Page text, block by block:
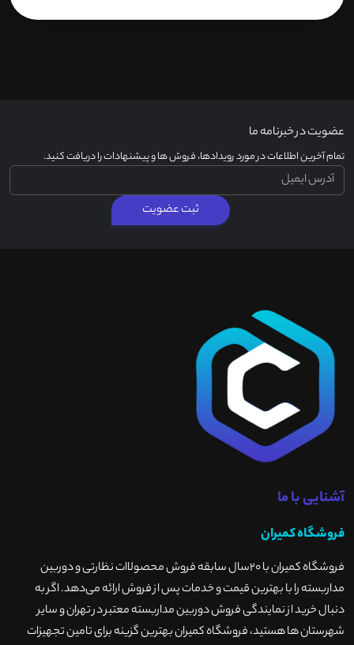
عضویت در خبرنامه ما
تمام آخرین اطلاعات در مورد رویدادها، فروش ها و پیشنهادات را دریافت کنید.
ثبت عضویت
آشنایی با ما
فروشگاه کمیران
فروشگاه کمیران با ۲۰سال سابقه فروش محصولاات نظارتی و دوربین
مداربسته را با بهترین قیمت و خدمات پس از فروش ارائه می‌دهد. اگر به
دنبال خرید از نمایندگی فروش دوربین مداربسته معتبر در تهران و سایر
شهرستان ها هستید، فروشگاه کمیران بهترین گزینه برای تامین تجهیزات